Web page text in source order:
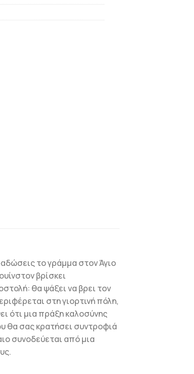
το γράμμα στον Άγιο
βρίσκει
θα ψάξει να βρει τον
στη γιορτινή πόλη,
ότι μια πράξη καλοσύνης
θα σας κρατήσει συντροφιά
συνοδεύεται από μια